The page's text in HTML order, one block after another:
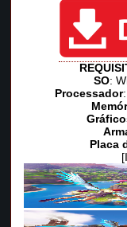
SO:
Processador
Placa